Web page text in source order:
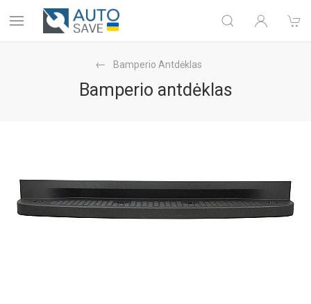
Bamperio Antdėklas
Bamperio antdėklas